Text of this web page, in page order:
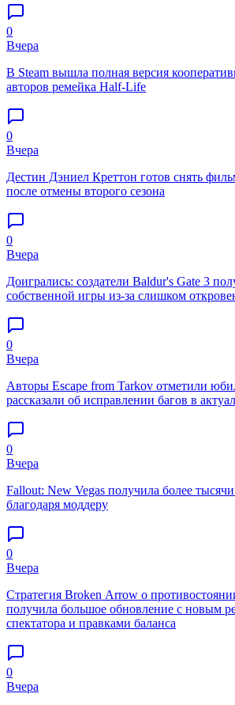
0
Вчера
В Steam вышла полная версия
авторов ремейка Half-Life
0
Вчера
Дестин Дэниел Креттон готов снять
после отмены второго сезона
0
Вчера
Доигрались: создатели Baldur's Gate 3
собственной игры из-за слишком
0
Вчера
Авторы Escape from Tarkov отметили
рассказали об исправлении багов в
0
Вчера
Fallout: New Vegas получила более
благодаря моддеру
0
Вчера
Стратегия Broken Arrow о
получила большое обновление с новым
спектатора и правками баланса
0
Вчера